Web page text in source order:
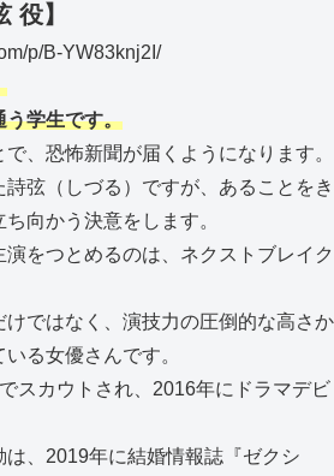
役】
p/B-YW83knj2I/
う学生です。
、恐怖新聞が届くようになります。
弦（しづる）ですが、あることをき
向かう決意をします。
をつとめるのは、ネクストブレイク
けではなく、演技力の圧倒的な高さか
る女優さんです。
スカウトされ、2016年にドラマデビ
、2019年に結婚情報誌『ゼクシ